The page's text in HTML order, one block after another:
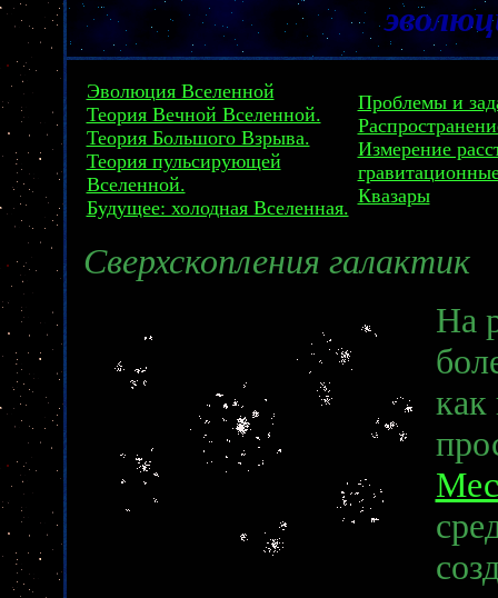
Эволюция Вселенной
Теория Вечной Вселенной.
Теория Большого Взрыва.
Теория пульсирующей
Вселенной.
Будущее: холодная Вселенная.
Проблемы и
Измерение
Квазары
Сверхскопления галактик
На
как